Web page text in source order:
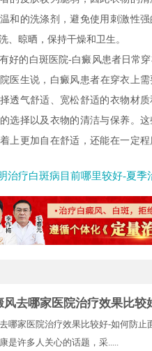
和的洗涤剂，避免使用刺激性强
、晾晒，保持干燥和卫生。
的白斑医院-白癜风患者日常穿
医生说，白癜风患者在穿衣上需
透气舒适、宽松舒适的衣物材
选择以及衣物的清洁与保养。
上更加自在舒适，还能在一定
治疗白斑病目前哪里较好-夏季治疗
风去哪家医院治疗效果比较
哪家医院治疗效果比较好-如何防止
是许多人关心的话题，采.....